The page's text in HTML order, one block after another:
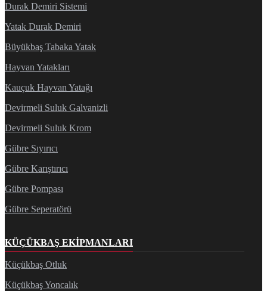
Durak Demiri Sistemi
Yatak Durak Demiri
Büyükbaş Tabaka Yatak
Hayvan Yatakları
Kauçuk Hayvan Yatağı
Devirmeli Suluk Galvanizli
Devirmeli Suluk Krom
Gübre Sıyırıcı
Gübre Karıştırıcı
Gübre Pompası
Gübre Seperatörü
KÜÇÜKBAŞ EKIPMANLARI
Küçükbaş Otluk
Küçükbaş Yoncalık